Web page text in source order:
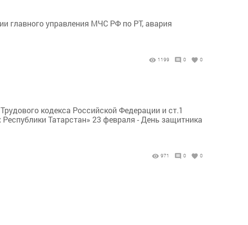
главного управления МЧС РФ по РТ, авария
1199 0 0
кодекса Российской Федерации и ст.1
Татарстан» 23 февраля - День защитника
971 0 0